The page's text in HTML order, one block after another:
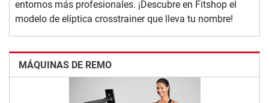
entornos más profesionales. ¡Descubre en Fitshop el
modelo de elíptica crosstrainer que lleva tu nombre!
MÁQUINAS DE REMO